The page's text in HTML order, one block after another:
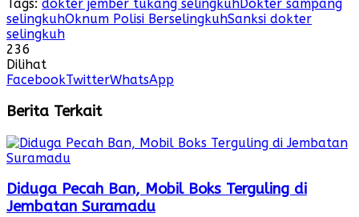
Tags: dokter jember tukang selingkuhDokter sampang
selingkuhOknum Polisi BerselingkuhSanksi dokter
selingkuh
236
Dilihat
FacebookTwitterWhatsApp
Berita Terkait
Diduga Pecah Ban, Mobil Boks Terguling di
Jembatan Suramadu